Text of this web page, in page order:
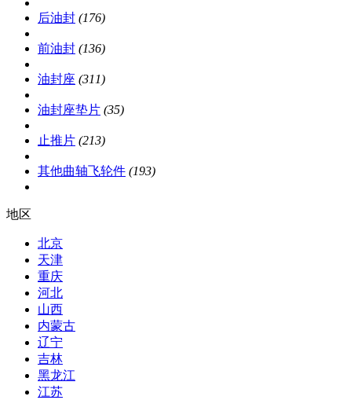
后油封 (176)
前油封 (136)
油封座 (311)
油封座垫片 (35)
止推片 (213)
其他曲轴飞轮件 (193)
地区
北京
天津
重庆
河北
山西
内蒙古
辽宁
吉林
黑龙江
江苏